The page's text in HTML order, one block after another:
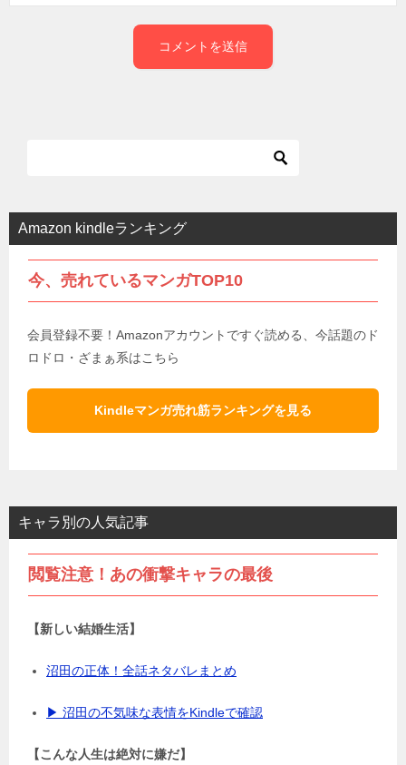
Amazon kindleランキング
今、売れているマンガTOP10
会員登録不要！Amazonアカウントですぐ読める、今話題のド
ロドロ・ざまぁ系はこちら
Kindleマンガ売れ筋ランキングを見る
キャラ別の人気記事
閲覧注意！あの衝撃キャラの最後
【新しい結婚生活】
沼田の正体！全話ネタバレまとめ
▶ 沼田の不気味な表情をKindleで確認
【こんな人生は絶対に嫌だ】